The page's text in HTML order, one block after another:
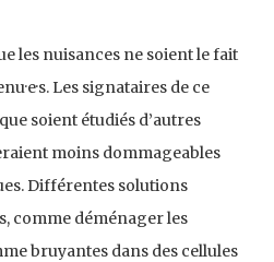
les nuisances ne soient le fait
Les signataires de ce
soient étudiés d’autres
moins dommageables
Différentes solutions
comme déménager les
bruyantes dans des cellules